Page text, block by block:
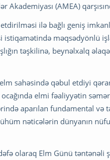
Akademiyası (AMEA)
ilə bağlı geniş
istiqamətində məqsədyönlü
təşkilinə, beynəlxalq
elm sahəsində qəbul etdiyi
elmi fəaliyyətin
aparılan fundamental və
nəticələrin dünyanın
olaraq Elm Günü